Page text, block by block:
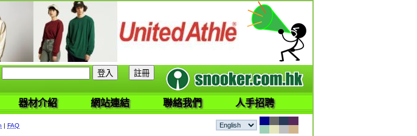
器材介紹 網站連結 聯絡我們 人手招聘
| FAQ